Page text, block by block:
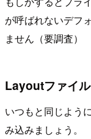
が呼ばれないデフ
ません（要調査）
Layoutファイ
いつもと同じように
み込みましょう。